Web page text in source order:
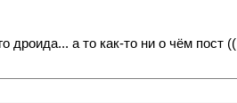
дроида... а то как-то ни о чём пост ((